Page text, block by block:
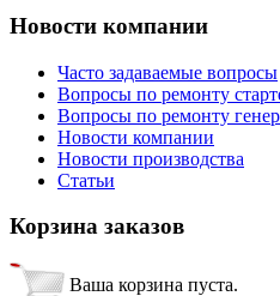
Новости компании
Часто задаваемые вопросы
Вопросы по ремонту
Вопросы по ремонту
Новости компании
Новости производства
Статьи
Корзина заказов
Ваша корзина пуста.